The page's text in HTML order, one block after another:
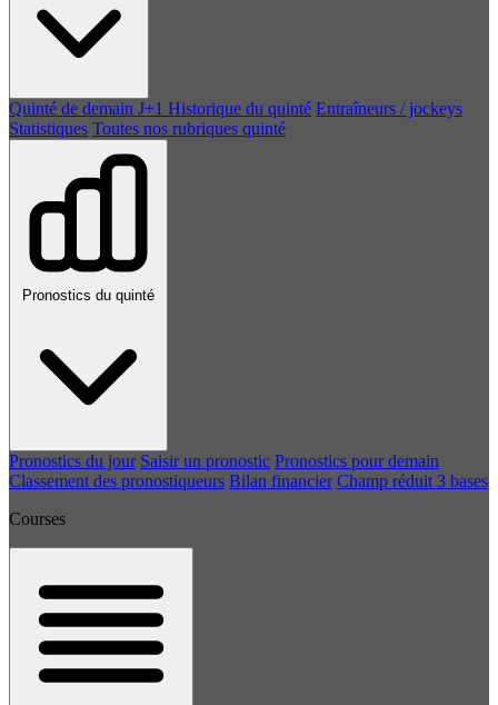
Quinté de demain J+1 Historique du quinté Entraîneurs / jockeys
Statistiques Toutes nos rubriques quinté
Pronostics du quinté
Pronostics du jour Saisir un pronostic Pronostics pour demain
Classement des pronostiqueurs Bilan financier Champ réduit 3 bases
Courses